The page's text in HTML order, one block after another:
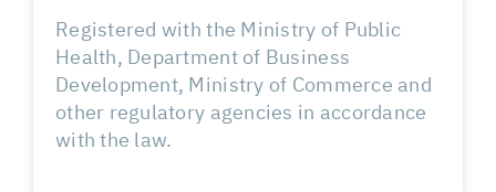
Registered with the Ministry of Public
Health, Department of Business
Development, Ministry of Commerce and
other regulatory agencies in accordance
with the law.